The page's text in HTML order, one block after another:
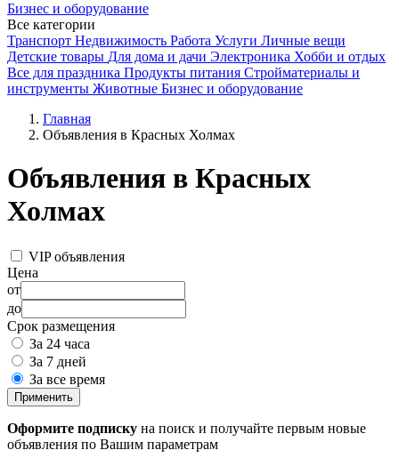
Бизнес и оборудование
Все категории
Транспорт Недвижимость Работа Услуги Личные вещи
Детские товары Для дома и дачи Электроника Хобби и отдых
Все для праздника Продукты питания Стройматериалы и
инструменты Животные Бизнес и оборудование
Главная
Объявления в Красных Холмах
Объявления в Красных
Холмах
VIP объявления
Цена
от
до
Срок размещения
За 24 часа
За 7 дней
За все время
Применить
Оформите подписку на поиск и получайте первым новые
объявления по Вашим параметрам